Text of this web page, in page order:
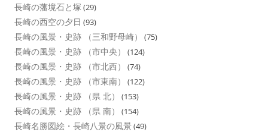
長崎の藩境石と塚 (29)
長崎の西空の夕日 (93)
長崎の風景・史跡 （三和野母崎） (75)
長崎の風景・史跡 （市中央） (124)
長崎の風景・史跡 （市北西） (74)
長崎の風景・史跡 （市東南） (122)
長崎の風景・史跡 （県 北） (153)
長崎の風景・史跡 （県 南） (154)
長崎名勝図絵・長崎八景の風景 (49)